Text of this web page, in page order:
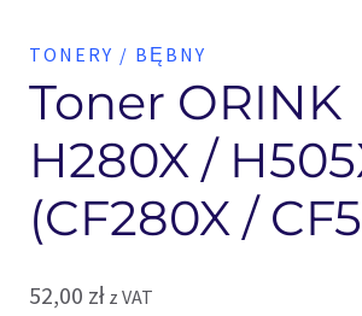
TONERY / BĘBNY
Toner ORINK
H280X /
(CF280X /
52,00 zł z VAT